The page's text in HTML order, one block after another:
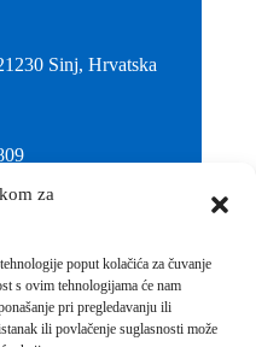
za
poput kolačića za čuvanje
s ovim tehnologijama će nam
pri pregledavanju ili
ili povlačenje suglasnosti može
Sinj, Hrvatska